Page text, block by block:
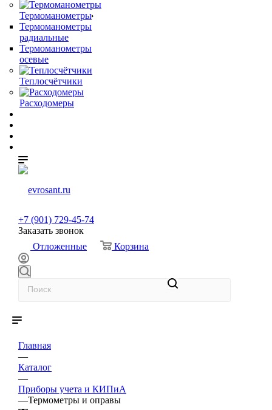
Термоманометры
Термоманометры
радиальные
Термоманометры
осевые
Теплосчётчики
Расходомеры
+7 (901) 729-45-74
Заказать звонок
Отложенные
Корзина
0 0
Главная
—
Каталог
—
Приборы учета и КИПиА
—Термометры и оправы